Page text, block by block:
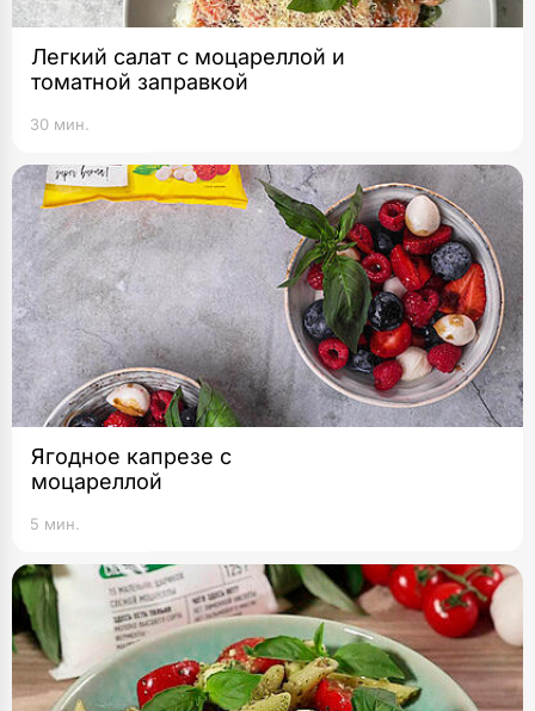
Легкий салат с моцареллой и
томатной заправкой
30 мин.
Ягодное капрезе с
моцареллой
5 мин.